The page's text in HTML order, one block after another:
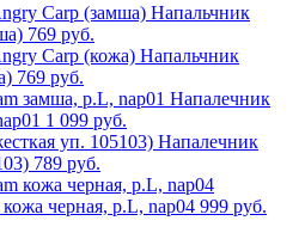
Напальчник
769 руб.
Напальчник
769 руб.
Напалечник
1 099 руб.
Напалечник
789 руб.
черная, р.L, nap04 999 руб.